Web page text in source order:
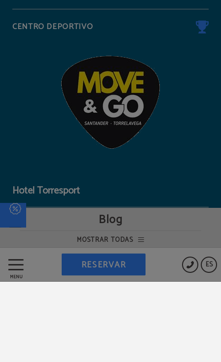
MENÚ
ES
RESERVAR
Blog
MOSTRAR TODAS
CENTRO DEPORTIVO
Hotel Torresport
Política de cookies